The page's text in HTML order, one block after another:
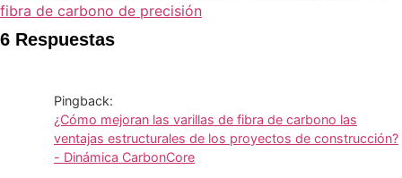
fibra de carbono de precisión
6 Respuestas
Pingback:
¿Cómo mejoran las varillas de fibra de carbono las
ventajas estructurales de los proyectos de construcción?
- Dinámica CarbonCore